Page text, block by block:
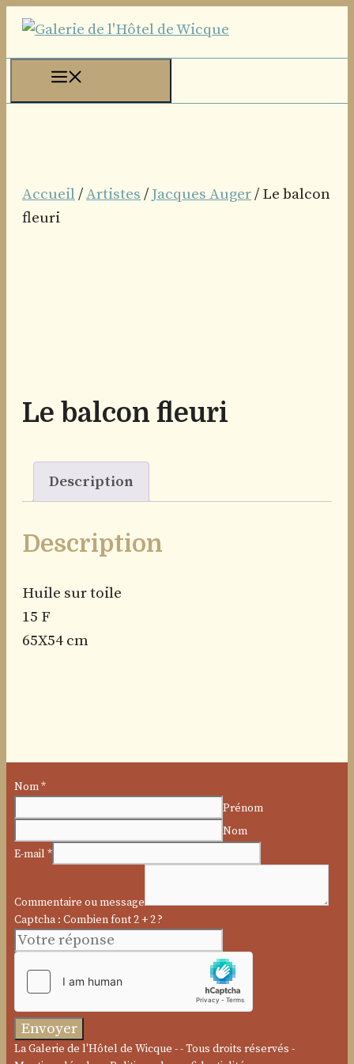
Aller
contenu
Accueil/Artistes / Jacques Auger/ Le balcon
fleuri
Le balcon fleuri
Description
Description
Huile sur toile
15 F
65X54 cm
Nom*
Prénom
Nom
E-mail *
Nom
Commentaire ou message
Captcha : Combien font 2 + 2 ?
Envoyer
La Galerie de l'Hôtel de Wicque - - Tous droits réservés -